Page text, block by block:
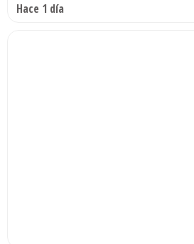
Hace 1 día